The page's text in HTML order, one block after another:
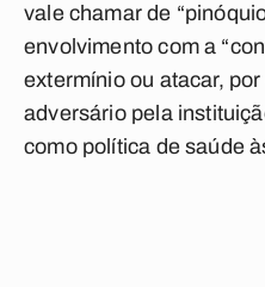
vale chamar de
envolvimento com a
extermínio ou atacar,
adversário pela
como política de saúde